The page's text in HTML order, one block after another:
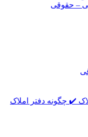
– حقوقی
✔️ چگونه دفتر املاک